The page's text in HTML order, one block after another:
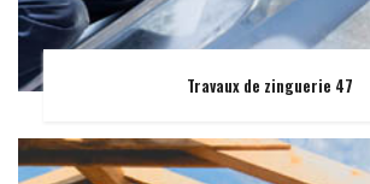
Travaux de zinguerie 47